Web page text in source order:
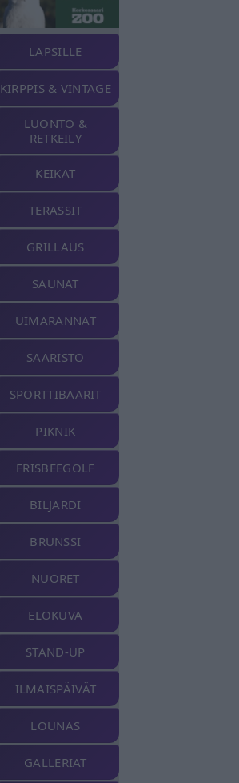
LAPSILLE
KIRPPIS & VINTAGE
LUONTO &
RETKEILY
KEIKAT
TERASSIT
GRILLAUS
SAUNAT
UIMARANNAT
SAARISTO
SPORTTIBAARIT
PIKNIK
FRISBEEGOLF
BILJARDI
BRUNSSI
NUORET
ELOKUVA
STAND-UP
ILMAISPÄIVÄT
LOUNAS
GALLERIAT